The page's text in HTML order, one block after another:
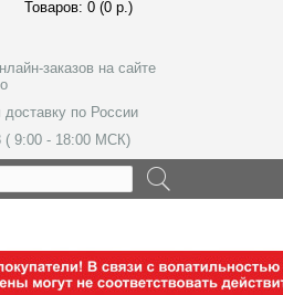
Товаров: 0 (0 р.)
заказов на сайте
по России
( 9:00 - 18:00 МСК)